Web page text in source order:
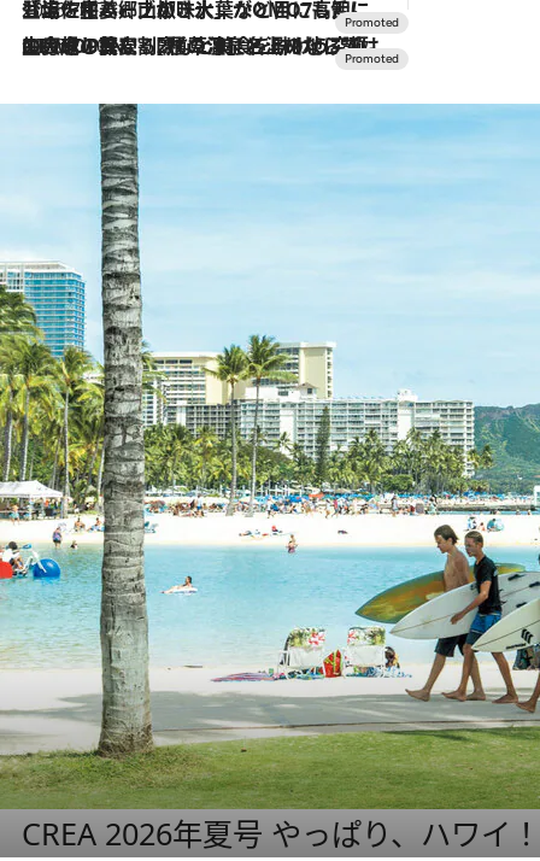
2026.7.17
「土佐和ハーブかき氷」がOMO7高知に登場！生姜、山椒、大葉など目にも舌にも涼を呼ぶ郷土の味
2026.7.10
NEW OPEN！【界 草津】名湯の地に誕生。趣の異なる2種の温泉と上州ならではの会席・蕎麦割烹など美食を味わう究極の癒やし旅
CREA 2026年夏号 やっぱり、ハワイ